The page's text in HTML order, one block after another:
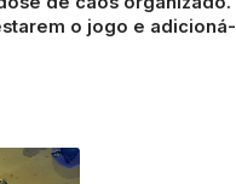
o jogo e adicioná-